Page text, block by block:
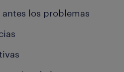
antes los problemas